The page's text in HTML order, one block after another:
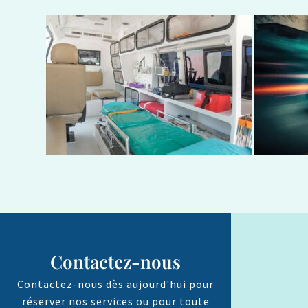
Contactez-nous
Contactez-nous dès aujourd'hui pour
réserver nos services ou pour toute